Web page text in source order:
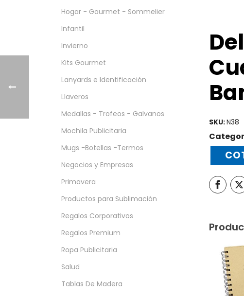
SKU:N38
Hogar - Gourmet - Sommelier
Infantil
Invierno
Kits Gourmet
Lanyards e Identificación
Llaveros
Medallas - Trofeos - Galvanos
Mochila Publicitaria
Mugs -Botellas -Termos
Negocios y Empresas
Primavera
Productos para Sublimación
Regalos Corporativos
Regalos Premium
Ropa Publicitaria
Salud
Tablas De Madera